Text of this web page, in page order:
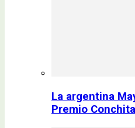
La argentina
Premio